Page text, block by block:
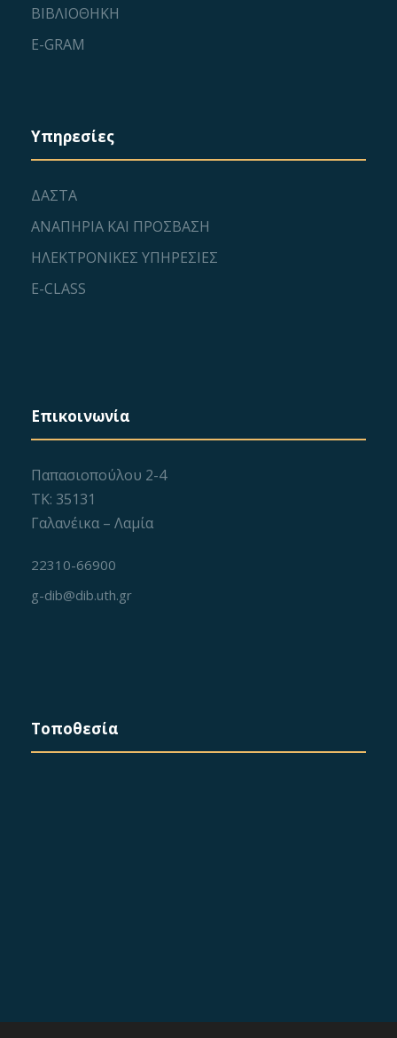
ΒΙΒΛΙΟΘΗΚΗ
E-GRAM
Υπηρεσίες
ΔΑΣΤΑ
ΑΝΑΠΗΡΙΑ ΚΑΙ ΠΡΟΣΒΑΣΗ
ΗΛΕΚΤΡΟΝΙΚΕΣ ΥΠΗΡΕΣΙΕΣ
E-CLASS
Επικοινωνία
Παπασιοπούλου 2-4
ΤΚ: 35131
Γαλανέικα – Λαμία
22310-66900
g-dib@dib.uth.gr
Τοποθεσία